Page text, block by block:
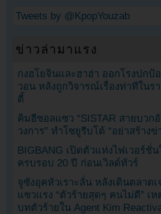
Tweets by @KpopYouzab
ข่าวล่ามาแรง
กงฮโยจินและฮาฮ่า ออกโรงปกป้
วอน หลังถูกวิจารณ์เรื่องท่าทีในรา
ตี้
คิมฮีชอลแซว “SISTAR สายบวก
วงการ” ทำโซยูรีบโต้ “อย่าสร้างข่
BIGBANG เปิดตัวแท่งไฟเวอร์ชั่
ครบรอบ 20 ปี ก่อนเวิลด์ทัวร์
จูซังอุคหัวเราะลั่น หลังเดินตลาด
แซวแรง “ตัวร้ายสุดๆ คนไม่ดี” เห
บทตัวร้ายใน Agent Kim